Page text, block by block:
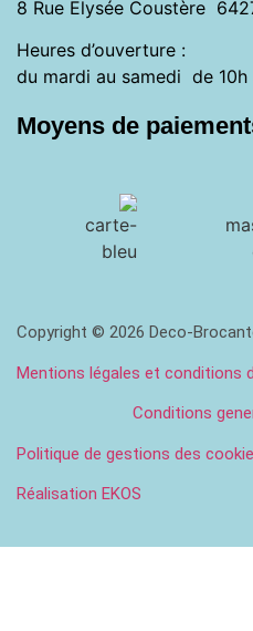
8 Rue Elysée Coustère
Heures d’ouverture :
du mardi au samedi de 10h
Moyens de
Copyright © 2026 Deco-
Mentions légales et conditions
Conditions
Politique de gestions des
Réalisation EKOS